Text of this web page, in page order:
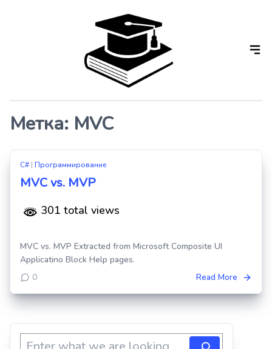
Метка: MVC
C# | Программирование
MVC vs. MVP
301 total views
MVC vs. MVP Extracted from Microsoft Composite UI
Applicatino Block Help pages.
0
Read More